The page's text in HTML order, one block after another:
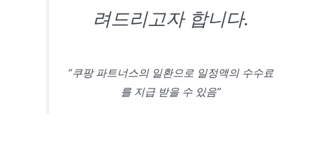
려드리고자 합니다.
“쿠팡 파트너스의 일환으로 일정액의 수수료
를 지급 받을 수 있음”